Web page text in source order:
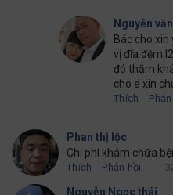
Nguyễn
Bác cho
vị đĩa đệm
đó thăm
cho e xin
Thích
Phan thị lộc
Chi phí khám chữa
Thích Phản hồi
Nguyễn Ngọc thái